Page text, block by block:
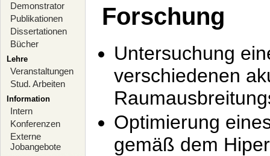
Demonstrator
Publikationen
Dissertationen
Bücher
Lehre
Veranstaltungen
Stud. Arbeiten
Information
Intern
Konferenzen
Externe
Jobangebote
Forschung
Untersuchung
verschiedenen
Optimierung
gemäß dem